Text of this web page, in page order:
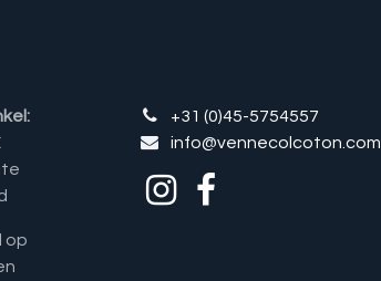
op
+31 (0)45-5754557
info@vennecolcoton.com